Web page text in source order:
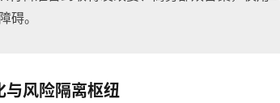
碍。
与风险隔离枢纽